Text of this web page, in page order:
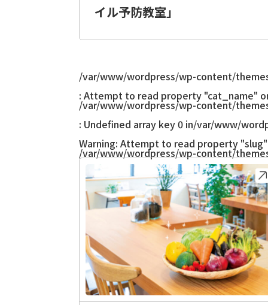
イル予防教室」
/var/www/wordpress/wp-content/
: Attempt to read property "cat_name"
/var/www/wordpress/wp-content/
: Undefined array key 0 in/var/www/
Warning: Attempt to read property "slug"
/var/www/wordpress/wp-content/